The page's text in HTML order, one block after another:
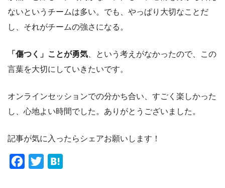
ないというチームは多い。でも、やっぱり大切なことだ
し、それがチームの強さになる。
「傷つく」ことが勇気 、という考えがなかったので、この
言葉を大切にしていきたいです。
オンラインセッションでの分かち合い、すごく楽しかった
し、心地よい時間でした。ありがとうございました。
記事が気に入ったらシェアお願いします！